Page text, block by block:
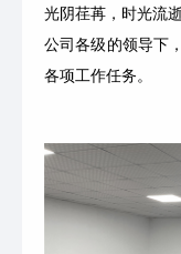
光阴荏苒，时光流
公司各级的领导下
各项工作任务。